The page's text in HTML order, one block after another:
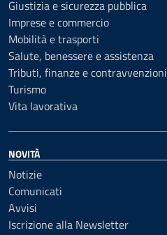
Giustizia e sicurezza pubblica
Imprese e commercio
Mobilità e trasporti
Salute, benessere e assistenza
Tributi, finanze e contravvenzioni
Turismo
Vita lavorativa
NOVITÀ
Notizie
Comunicati
Avvisi
Iscrizione alla Newsletter